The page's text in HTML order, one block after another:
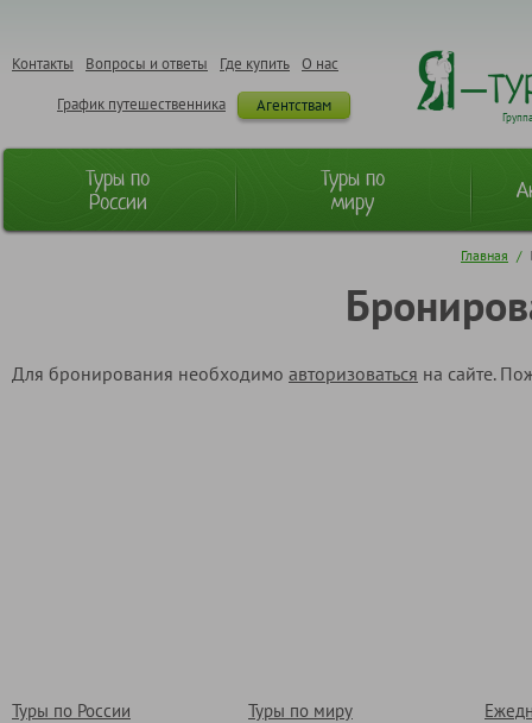
О нас
Где купить
Вопросы и ответы
Контакты
Агентствам
График путешественника
Туры по
России
Туры по
миру
Главная /
Для бронирования необходимо авторизоваться на сайте.
Туры по России Туры по миру